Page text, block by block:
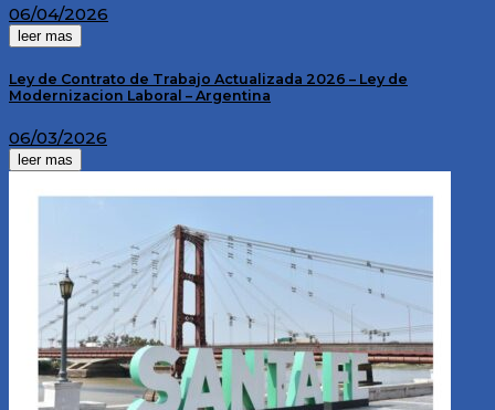
06/04/2026
leer mas
Ley de Contrato de Trabajo Actualizada 2026 – Ley de
Modernizacion Laboral – Argentina
06/03/2026
leer mas